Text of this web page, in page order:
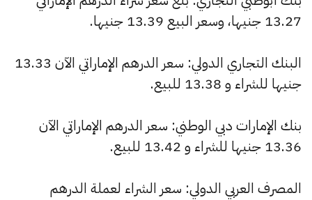
13.27 جنيها، وسعر البيع 13.39 جنيها.
البنك التجاري الدولي: سعر الدرهم الإماراتي الآن 13.33
جنيها للشراء و 13.38 للبيع.
بنك الإمارات دبي الوطني: سعر الدرهم الإماراتي الآن
13.36 جنيها للشراء و 13.42 للبيع.
المصرف العربي الدولي: سعر الشراء لعملة الدرهم